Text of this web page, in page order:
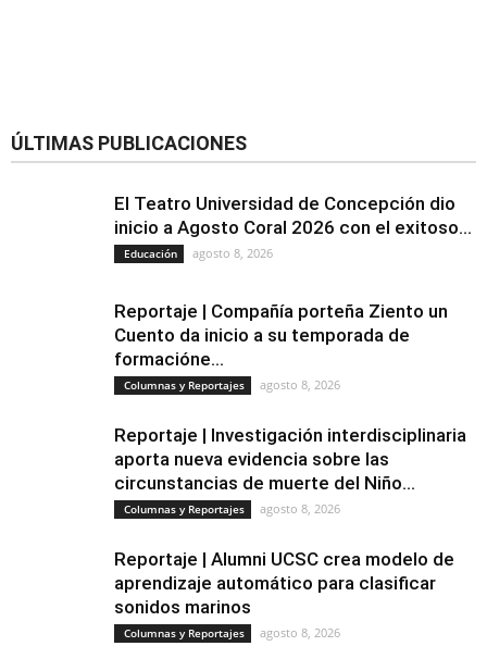
ÚLTIMAS PUBLICACIONES
El Teatro Universidad de Concepción dio
inicio a Agosto Coral 2026 con el exitoso...
Educación agosto 8, 2026
Reportaje | Compañía porteña Ziento un
Cuento da inicio a su temporada de
formacióne...
Columnas y Reportajes agosto 8, 2026
Reportaje | Investigación interdisciplinaria
aporta nueva evidencia sobre las
circunstancias de muerte del Niño...
Columnas y Reportajes agosto 8, 2026
Reportaje | Alumni UCSC crea modelo de
aprendizaje automático para clasificar
sonidos marinos
Columnas y Reportajes agosto 8, 2026